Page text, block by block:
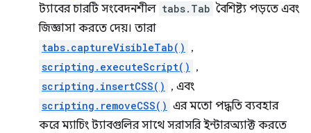
ট্যাবের চারটি সংবেদনশীল tabs.Tab বৈশিষ্ট্য পড়তে এবং
জিজ্ঞাসা করতে দেয়। তারা
tabs.captureVisibleTab() ,
scripting.executeScript() ,
scripting.insertCSS() , এবং
scripting.removeCSS() এর মতো পদ্ধতি ব্যবহার
করে ম্যাচিং ট্যাবগুলির সাথে সরাসরি ইন্টারঅ্যাক্ট করতে